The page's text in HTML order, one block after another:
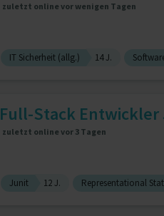
zuletzt online vor wenigen Tagen
IT Sicherheit (allg.) 14 J.
Full-Stack Entwickler
zuletzt online vor 3 Tagen
Junit 12 J. Representational